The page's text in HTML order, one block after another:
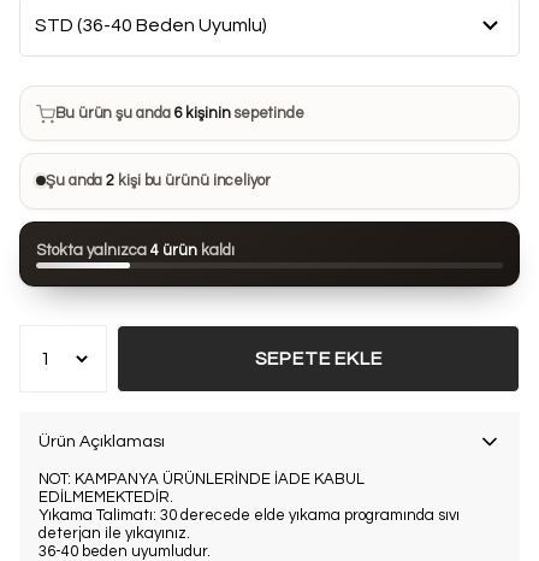
Bu ürün son 7 günde14 kezsatın alındı
Bu ürün şu anda 6 kişininsepetinde
Bu ürünü 19 kişi favorilerine ekledi
Bu ürün son 24 saatte105 kezgörüntülendi
Şu anda2 kişi bu ürünü inceliyor
Stokta yalnızca 4 ürün kaldı
SEPETE EKLE
Ürün Açıklaması
NOT: KAMPANYA ÜRÜNLERİNDE İADE KABUL
EDİLMEMEKTEDİR.
Yıkama Talimatı: 30 derecede elde yıkama programında sıvı
deterjan ile yıkayınız.
36-40 beden uyumludur.